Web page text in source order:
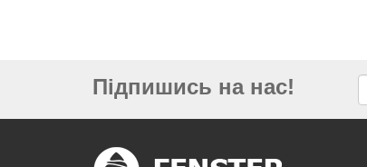
Підпишись на нас!